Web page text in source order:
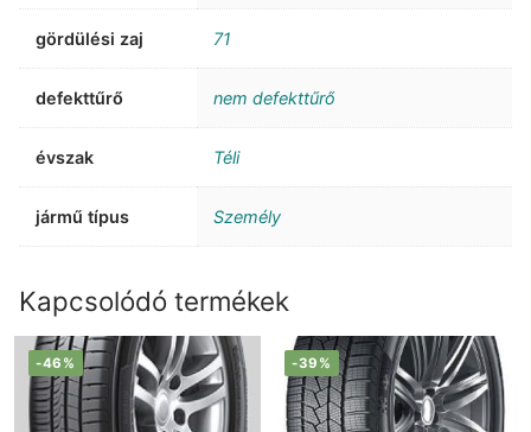
gördülési zaj 71
defekttűrő nem defekttűrő
évszak Téli
jármű típus Személy
Kapcsolódó termékek
-46% -39%